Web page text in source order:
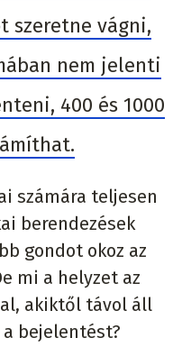
szeretne vágni,
nem jelenti
400 és 1000
számára teljesen
berendezések
gondot okoz az
mi a helyzet az
akiktől távol áll
a bejelentést?